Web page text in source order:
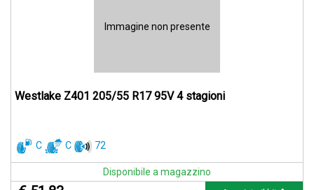
Immagine non presente
Westlake Z401 205/55 R17 95V 4 stagioni
C C 72
Disponibile a magazzino